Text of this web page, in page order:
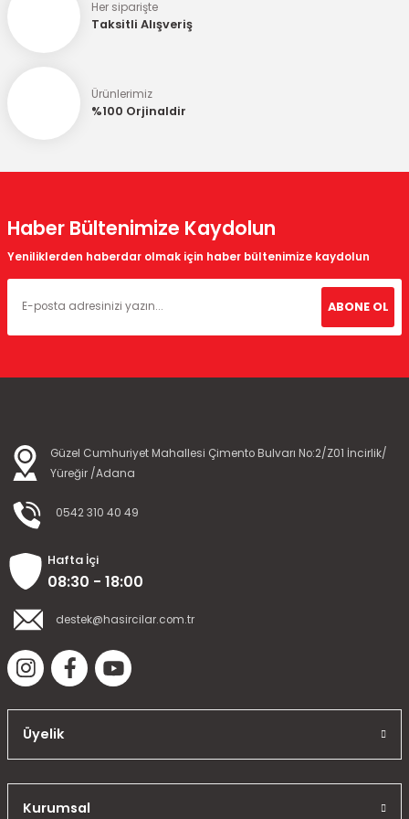
Bu ürüne benzer farklı alternatifler olmalı.
Her siparişte
Taksitli Alışveriş
Ürünlerimiz
%100 Orjinaldir
Haber Bültenimize Kaydolun
Yeniliklerden haberdar olmak için haber bültenimize kaydolun
ABONE OL
Güzel Cumhuriyet Mahallesi Çimento Bulvarı No:2/Z01 İncirlik/
Yüreğir /Adana
0542 310 40 49
Hafta İçi
08:30 - 18:00
destek@hasircilar.com.tr
Üyelik
Kurumsal